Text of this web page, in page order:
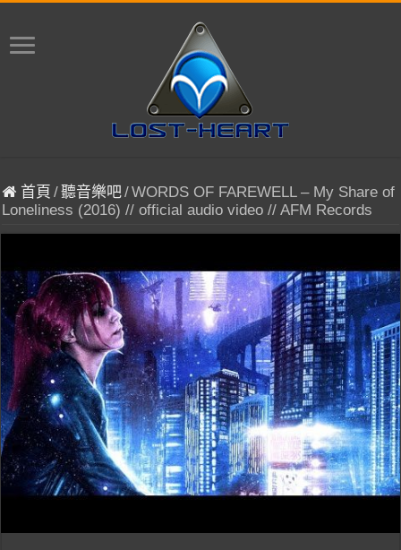
首頁 /聽音樂吧/WORDS OF FAREWELL – My Share of
Loneliness (2016) // official audio video // AFM Records